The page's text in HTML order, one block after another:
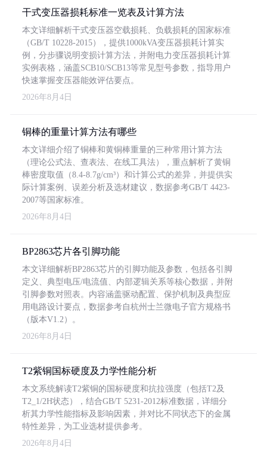
干式变压器损耗标准一览表及计算方法
本文详细解析干式变压器空载损耗、负载损耗的国家标准
（GB/T 10228-2015），提供1000kVA变压器损耗计算实
例，分步骤说明变损计算方法，并附电力变压器损耗计算
实例表格，涵盖SCB10/SCB13等常见型号参数，指导用户
快速掌握变压器能效评估要点。
2026年8月4日
铜棒的重量计算方法有哪些
本文详细介绍了铜棒和黄铜棒重量的三种常用计算方法
（理论公式法、查表法、在线工具法），重点解析了黄铜
棒密度取值（8.4-8.7g/cm³）和计算公式的差异，并提供实
际计算案例、误差分析及选材建议，数据参考GB/T 4423-
2007等国家标准。
2026年8月4日
BP2863芯片各引脚功能
本文详细解析BP2863芯片的引脚功能及参数，包括各引脚
定义、典型电压/电流值、内部逻辑关系等核心数据，并附
引脚参数对照表。内容涵盖驱动配置、保护机制及典型应
用电路设计要点，数据参考自杭州士兰微电子官方规格书
（版本V1.2）。
2026年8月4日
T2紫铜国标硬度及力学性能分析
本文系统解读T2紫铜的国标硬度和抗拉强度（包括T2及
T2_1/2H状态），结合GB/T 5231-2012标准数据，详细分
析其力学性能指标及影响因素，并对比不同状态下的金属
特性差异，为工业选材提供参考。
2026年8月4日